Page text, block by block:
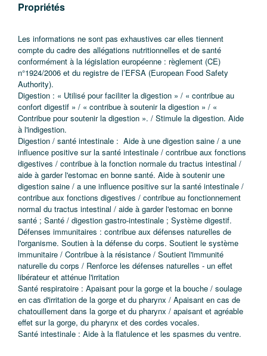
Propriétés
Les informations ne sont pas exhaustives car elles tiennent
compte du cadre des allégations nutritionnelles et de santé
conformément à la législation européenne : règlement (CE)
n°1924/2006 et du registre de l’EFSA (European Food Safety
Authority).
Digestion : « Utilisé pour faciliter la digestion » / « contribue au
confort digestif » / « contribue à soutenir la digestion » / «
Contribue pour soutenir la digestion ». / Stimule la digestion. Aide
à l'indigestion.
Digestion / santé intestinale : Aide à une digestion saine / a une
influence positive sur la santé intestinale / contribue aux fonctions
digestives / contribue à la fonction normale du tractus intestinal /
aide à garder l'estomac en bonne santé. Aide à soutenir une
digestion saine / a une influence positive sur la santé intestinale /
contribue aux fonctions digestives / contribue au fonctionnement
normal du tractus intestinal / aide à garder l'estomac en bonne
santé ; Santé / digestion gastro-intestinale ; Système digestif.
Défenses immunitaires : contribue aux défenses naturelles de
l'organisme. Soutien à la défense du corps. Soutient le système
immunitaire / Contribue à la résistance / Soutient l'immunité
naturelle du corps / Renforce les défenses naturelles - un effet
libérateur et atténue l'irritation
Santé respiratoire : Apaisant pour la gorge et la bouche / soulage
en cas d'irritation de la gorge et du pharynx / Apaisant en cas de
chatouillement dans la gorge et du pharynx / apaisant et agréable
effet sur la gorge, du pharynx et des cordes vocales.
Santé intestinale : Aide à la flatulence et les spasmes du ventre.